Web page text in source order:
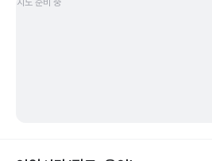
지도 준비 중